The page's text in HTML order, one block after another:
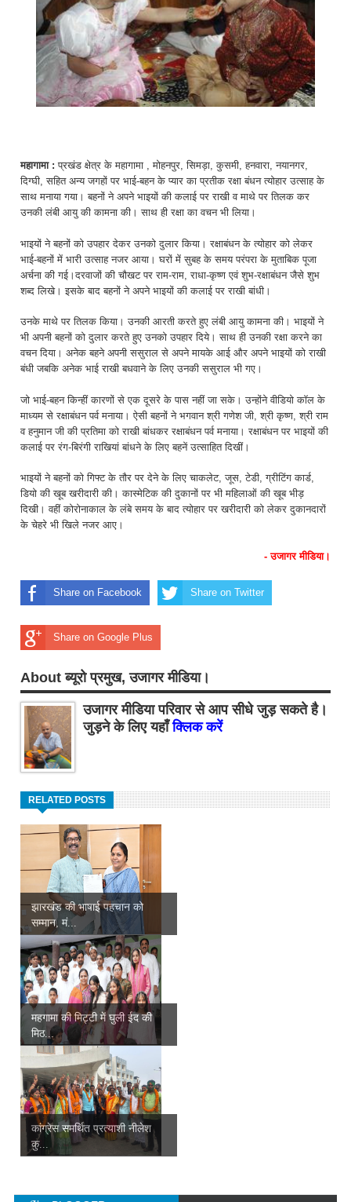
महागामा : प्रखंड क्षेत्र के महागामा , मोहनपुर, सिमड़ा, कुसमी, हनवारा, नयानगर,
दिग्घी, सहित अन्य जगहों पर भाई-बहन के प्यार का प्रतीक रक्षा बंधन त्योहार उत्साह के
साथ मनाया गया। बहनों ने अपने भाइयों की कलाई पर राखी व माथे पर तिलक कर
उनकी लंबी आयु की कामना की। साथ ही रक्षा का वचन भी लिया।
भाइयों ने बहनों को उपहार देकर उनको दुलार किया। रक्षाबंधन के त्योहार को लेकर
भाई-बहनों में भारी उत्साह नजर आया। घरों में सुबह के समय परंपरा के मुताबिक पूजा
अर्चना की गई।दरवाजों की चौखट पर राम-राम, राधा-कृष्ण एवं शुभ-रक्षाबंधन जैसे शुभ
शब्द लिखे। इसके बाद बहनों ने अपने भाइयों की कलाई पर राखी बांधी।
उनके माथे पर तिलक किया। उनकी आरती करते हुए लंबी आयु कामना की। भाइयों ने
भी अपनी बहनों को दुलार करते हुए उनको उपहार दिये। साथ ही उनकी रक्षा करने का
वचन दिया। अनेक बहने अपनी ससुराल से अपने मायके आई और अपने भाइयों को राखी
बंधी जबकि अनेक भाई राखी बधवाने के लिए उनकी ससुराल भी गए।
जो भाई-बहन किन्हीं कारणों से एक दूसरे के पास नहीं जा सके। उन्होंने वीडियो कॉल के
माध्यम से रक्षाबंधन पर्व मनाया। ऐसी बहनों ने भगवान श्री गणेश जी, श्री कृष्ण, श्री राम
व हनुमान जी की प्रतिमा को राखी बांधकर रक्षाबंधन पर्व मनाया। रक्षाबंधन पर भाइयों की
कलाई पर रंग-बिरंगी राखियां बांधने के लिए बहनें उत्साहित दिखीं।
भाइयों ने बहनों को गिफ्ट के तौर पर देने के लिए चाकलेट, जूस, टेडी, ग्रीटिंग कार्ड,
डियो की खूब खरीदारी की। कास्मेटिक की दुकानों पर भी महिलाओं की खूब भीड़
दिखी। वहीं कोरोनाकाल के लंबे समय के बाद त्योहार पर खरीदारी को लेकर दुकानदारों
के चेहरे भी खिले नजर आए।
- उजागर मीडिया।
Share on Facebook Share on Twitter
Share on Google Plus
About ब्यूरो प्रमुख, उजागर मीडिया।
उजागर मीडिया परिवार से आप सीधे जुड़ सकते है।
जुड़ने के लिए यहाँक्लिक करें
RELATED POSTS
झारखंड की भाषाई पहचान को
सम्मान, मं...
महगामा की मिट्टी में घुली ईद की
मिठ...
कांग्रेस समर्थित प्रत्याशी नीलेश
कु...